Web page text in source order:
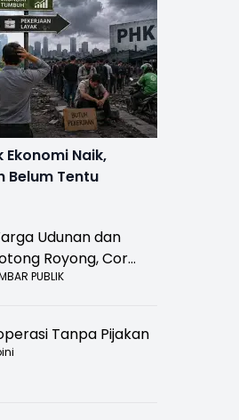
Ekonomi Naik,
Belum Tentu
Udunan dan
Royong, Cor
Hancur di
PUBLIK
Tanpa Pijakan